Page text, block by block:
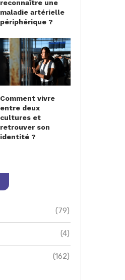
reconnaître une
maladie artérielle
périphérique ?
Comment vivre
entre deux
cultures et
retrouver son
identité ?
(79)
(4)
(162)